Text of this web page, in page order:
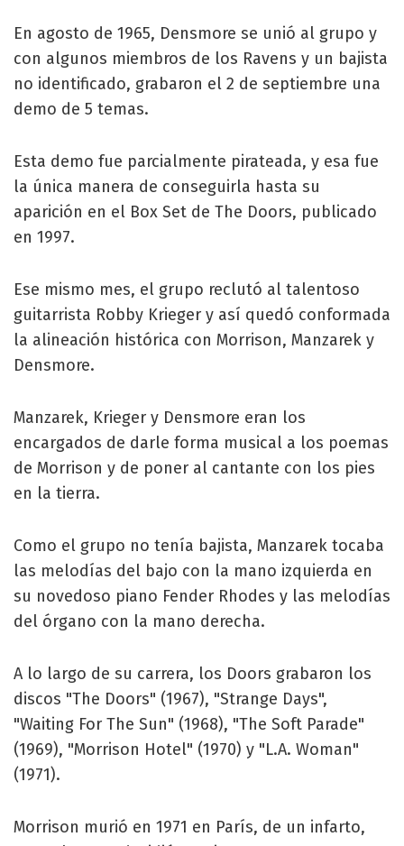
En agosto de 1965, Densmore se unió al grupo y
con algunos miembros de los Ravens y un bajista
no identificado, grabaron el 2 de septiembre una
demo de 5 temas.
Esta demo fue parcialmente pirateada, y esa fue
la única manera de conseguirla hasta su
aparición en el Box Set de The Doors, publicado
en 1997.
Ese mismo mes, el grupo reclutó al talentoso
guitarrista Robby Krieger y así quedó conformada
la alineación histórica con Morrison, Manzarek y
Densmore.
Manzarek, Krieger y Densmore eran los
encargados de darle forma musical a los poemas
de Morrison y de poner al cantante con los pies
en la tierra.
Como el grupo no tenía bajista, Manzarek tocaba
las melodías del bajo con la mano izquierda en
su novedoso piano Fender Rhodes y las melodías
del órgano con la mano derecha.
A lo largo de su carrera, los Doors grabaron los
discos "The Doors" (1967), "Strange Days",
"Waiting For The Sun" (1968), "The Soft Parade"
(1969), "Morrison Hotel" (1970) y "L.A. Woman"
(1971).
Morrison murió en 1971 en París, de un infarto,